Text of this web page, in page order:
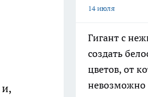
14 июля
Гигант с
создать
цветов, от
невозможно